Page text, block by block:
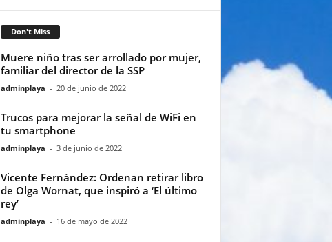
Don't Miss
Muere niño tras ser arrollado por mujer,
familiar del director de la SSP
adminplaya - 20 de junio de 2022
Trucos para mejorar la señal de WiFi en
tu smartphone
adminplaya - 3 de junio de 2022
Vicente Fernández: Ordenan retirar libro
de Olga Wornat, que inspiró a ‘El último
rey’
adminplaya - 16 de mayo de 2022